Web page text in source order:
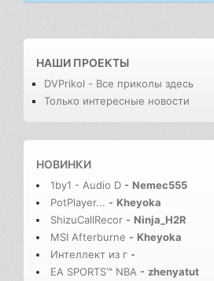
НАШИ ПРОЕКТЫ
DVPrikol - Все приколы здесь
Только интересные новости
НОВИНКИ
1by1 - Audio D - Nemec555
PotPlayer... - Kheyoka
ShizuCallRecor - Ninja_H2R
MSI Afterburne - Kheyoka
Интеллект из г -
EA SPORTS™ NBA - zhenyatut